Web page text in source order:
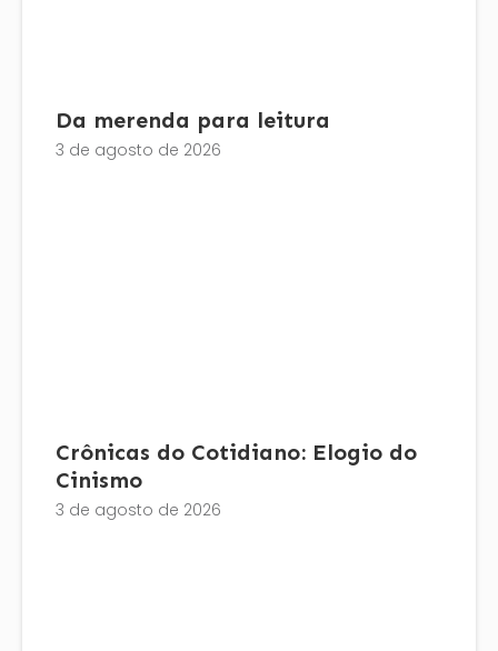
Da merenda para leitura
3 de agosto de 2026
Crônicas do Cotidiano: Elogio do
Cinismo
3 de agosto de 2026